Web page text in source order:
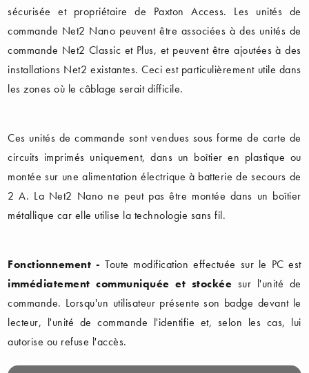
sécurisée et propriétaire de Paxton Access. Les unités de
commande Net2 Nano peuvent être associées à des unités de
commande Net2 Classic et Plus, et peuvent être ajoutées à des
installations Net2 existantes. Ceci est particulièrement utile dans
les zones où le câblage serait difficile.
Ces unités de commande sont vendues sous forme de carte de
circuits imprimés uniquement, dans un boîtier en plastique ou
montée sur une alimentation électrique à batterie de secours de
2 A. La Net2 Nano ne peut pas être montée dans un boîtier
métallique car elle utilise la technologie sans fil.
Fonctionnement - Toute modification effectuée sur le PC est
immédiatement communiquée et stockée sur l'unité de
commande. Lorsqu'un utilisateur présente son badge devant le
lecteur, l'unité de commande l'identifie et, selon les cas, lui
autorise ou refuse l'accès.